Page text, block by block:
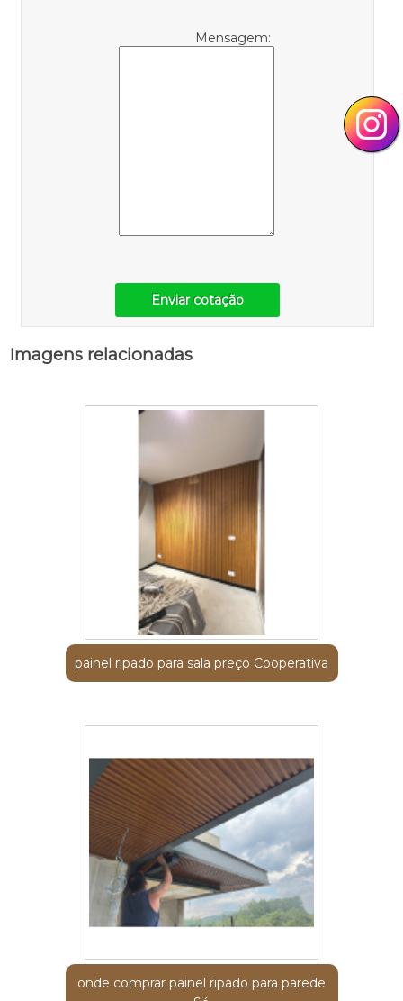
Mensagem:
Enviar cotação
Imagens relacionadas
painel ripado para sala preço Cooperativa
onde comprar painel ripado para parede